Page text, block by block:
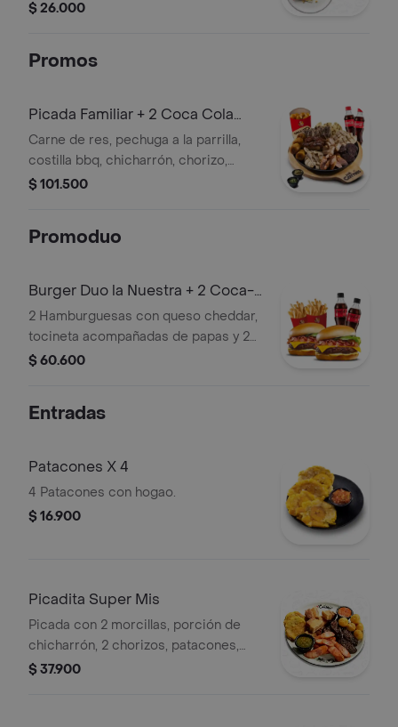
disponibilidad. Porción de fruta del
$ 26.000
Promos
Picada Familiar + 2 Coca Cola
400ml
Carne de res, pechuga a la parrilla,
costilla bbq, chicharrón, chorizo,
morcilla, arepa de queso, plátano y
$ 101.500
Promoduo
Burger Duo la Nuestra + 2 Coca-
cola
2 Hamburguesas con queso cheddar,
tocineta acompañadas de papas y 2
$ 60.600
Entradas
Patacones X 4
4 Patacones con hogao.
$ 16.900
Picadita Super Mis
Picada con 2 morcillas, porción de
chicharrón, 2 chorizos, patacones,
papas criollas & hogao.
$ 37.900